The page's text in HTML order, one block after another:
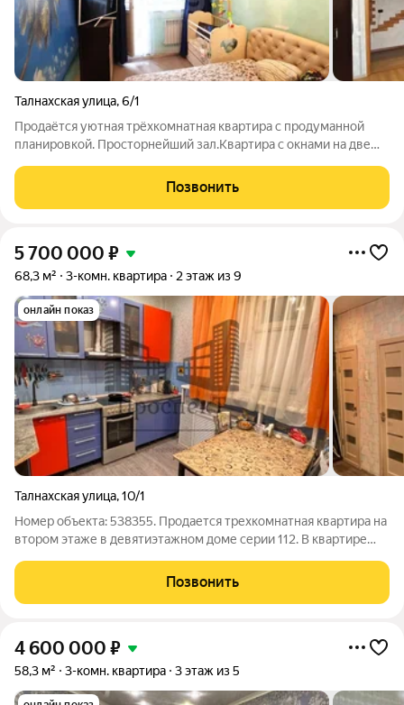
Талнахская улица,6/1
Продаётся уютная трёхкомнатная квартира с продуманной
планировкой. Просторнейший зал.Квартира с окнами на две
свежего воздуха в течение дня. Все предметы мебели и
бытовая техника остаются новому
Позвонить
5 700 000 ₽
68,3 м² 3-комн. квартира 2 этаж из 9
онлайн показ
Талнахская улица,10/1
Номер объекта: 538355. Продается трехкомнатная квартира на
втором этаже в девятиэтажном доме серии 112. В квартире
Документы готовы к сделке. Долгов и обременений нет.
Возможна покупка в
Позвонить
4 600 000 ₽
58,3 м² 3-комн. квартира 3 этаж из 5